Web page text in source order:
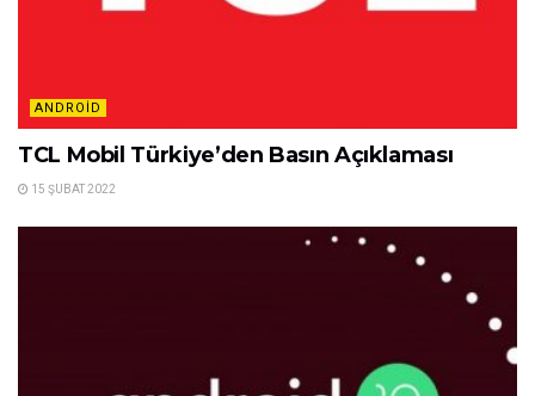
ANDROID
TCL Mobil Türkiye’den Basın Açıklaması
15 ŞUBAT 2022